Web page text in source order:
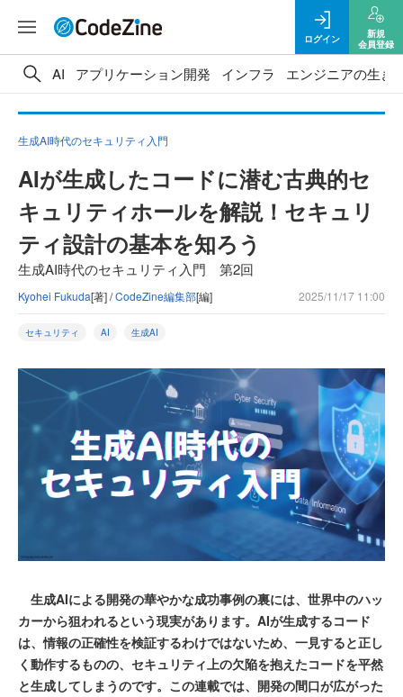
ログイン
新規
会員登録
AI アプリケーション開発 インフラ エンジニアの生き
生成AI時代のセキュリティ入門
AIが生成したコードに潜む古典的セ
キュリティホールを解説！セキュリ
ティ設計の基本を知ろう
生成AI時代のセキュリティ入門 第2回
Kyohei Fukuda[著] /CodeZine編集部[編] 2025/11/17 11:00
セキュリティ AI 生成AI
生成AIによる開発の華やかな成功事例の裏には、世界中のハッ
カーから狙われるという現実があります。AIが生成するコード
は、情報の正確性を検証するわけではないため、一見すると正し
く動作するものの、セキュリティ上の欠陥を抱えたコードを平然
と生成してしまうのです。この連載では、開発の間口が広がった